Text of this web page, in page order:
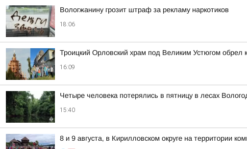
Вологжанину грозит штраф за рекламу наркотиков
18:06
Троицкий Орловский храм под Великим Устюгом обрел
16:09
Четыре человека потерялись в пятницу в лесах
15:40
8 и 9 августа, в Кирилловском округе на территории